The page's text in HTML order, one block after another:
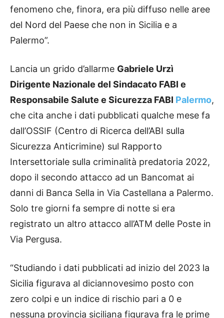
fenomeno che, finora, era più diffuso nelle aree
del Nord del Paese che non in Sicilia e a
Palermo”.
Lancia un grido d’allarme Gabriele Urzì
Dirigente Nazionale del Sindacato FABI e
Responsabile Salute e Sicurezza FABI Palermo,
che cita anche i dati pubblicati qualche mese fa
dall’OSSIF (Centro di Ricerca dell’ABI sulla
Sicurezza Anticrimine) sul Rapporto
Intersettoriale sulla criminalità predatoria 2022,
dopo il secondo attacco ad un Bancomat ai
danni di Banca Sella in Via Castellana a Palermo.
Solo tre giorni fa sempre di notte si era
registrato un altro attacco all’ATM delle Poste in
Via Pergusa.
“Studiando i dati pubblicati ad inizio del 2023 la
Sicilia figurava al diciannovesimo posto con
zero colpi e un indice di rischio pari a 0 e
nessuna provincia siciliana figurava fra le prime